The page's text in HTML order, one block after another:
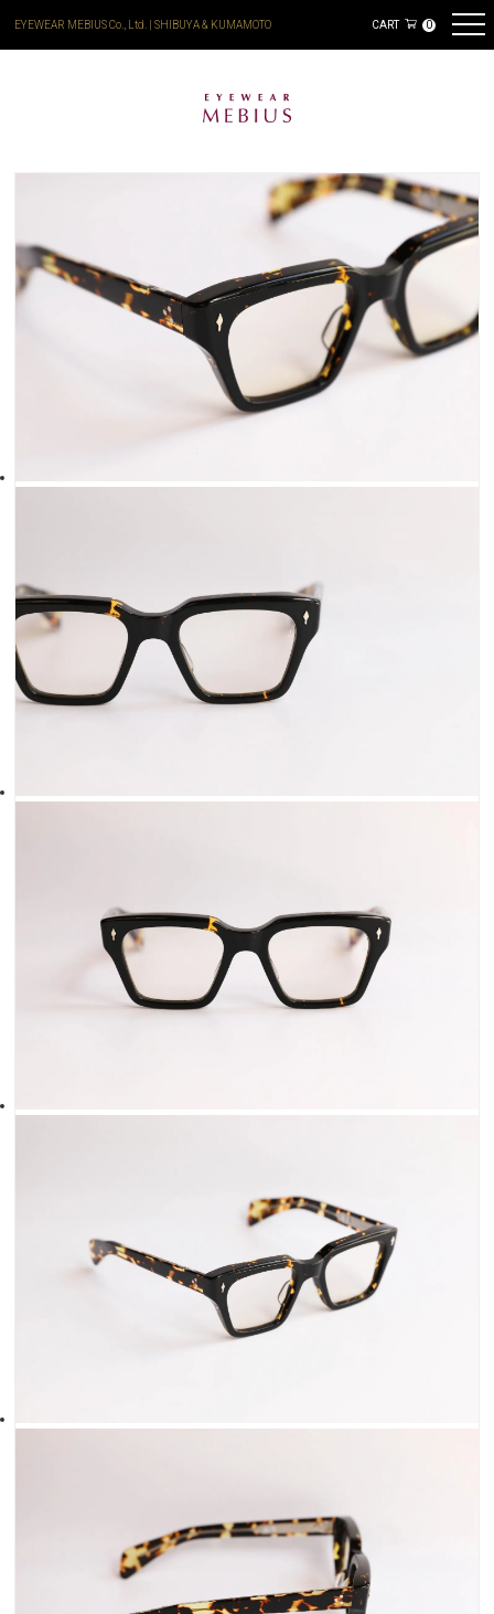
EYEWEAR MEBIUS Co., Ltd. | SHIBUYA & KUMAMOTO CART 0